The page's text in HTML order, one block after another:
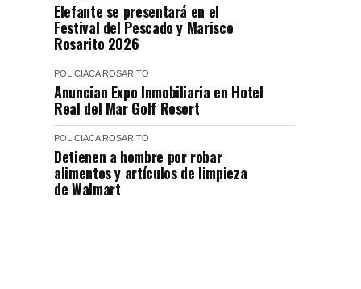
Elefante se presentará en el
Festival del Pescado y Marisco
Rosarito 2026
POLICIACA ROSARITO
Anuncian Expo Inmobiliaria en Hotel
Real del Mar Golf Resort
POLICIACA ROSARITO
Detienen a hombre por robar
alimentos y artículos de limpieza
de Walmart